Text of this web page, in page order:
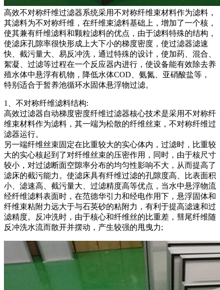
高效不对称纤维过滤器系统采用不对称纤维束材料作为滤料，
其滤料为不对称纤维，在纤维束滤料基础上，增加了一个核，
使其兼有纤维滤料和颗粒滤料的优点，由于滤料特殊的结构，
使滤床孔隙率很快形成上大下小的梯度密度，使过滤器滤速
快、截污量大、易反冲洗，通过特殊的设计，使加药、混合、
絮凝、过滤等过程在一个反应器内进行，使设备能有效除去养
殖水体中悬浮有机物，降低水体COD、氨氮、亚硝酸盐等，
特别适合于暂养池循环水固体悬浮物过滤。
1、不对称纤维滤料结构:
高效过滤器自动梯度密度纤维过滤器核心技术是采用不对称纤
维束材料作为滤料，其一端为松散的纤维丝束，不对称纤维过
滤器运行。
另一端纤维丝束固定在比重较大的实心体内，过滤时，比重较
大的实心核起到了对纤维丝束的压密作用，同时，由于核尺寸
较小，对过滤断面空隙率分布的均匀性影响不大，从而提高了
滤床的截污能力。使滤床具有纤维过滤的孔隙度高、比表面积
小、滤速高、截污量大、过滤精度高等优点，当水中悬浮物流
经纤维滤料表面时，在范德华引力和经电作用下，悬浮固体和
纤维束粘附力远大于与石英砂的粘附力，有利于提高滤速和过
滤精度。反冲洗时，由于核心和纤维丝的比重差，彗尾纤维随
反冲洗水流而散开并摆动，产生较强的甩曳力;